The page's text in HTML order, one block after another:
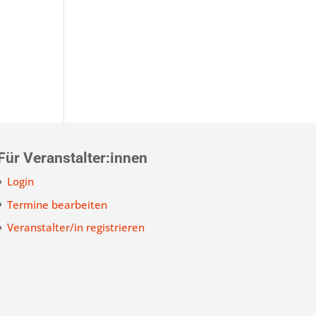
Veranstalter:innen
Login
Termine bearbeiten
Veranstalter/in registrieren